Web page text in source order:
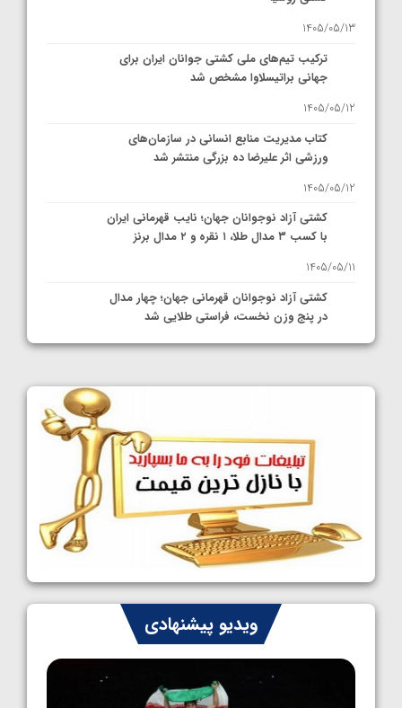
1405/05/13
ترکیب تیم‌های ملی کشتی جوانان ایران برای
جهانی براتیسلاوا مشخص شد
1405/05/12
کتاب مدیریت منابع انسانی در سازمان‌های
ورزشی اثر علیرضا ده بزرگی منتشر شد
1405/05/12
کشتی آزاد نوجوانان جهان؛ نایب قهرمانی ایران
با کسب ۳ مدال طلا، ۱ نقره و ۲ مدال برنز
1405/05/11
کشتی آزاد نوجوانان قهرمانی جهان؛ چهار مدال
در پنج وزن نخست، فراستی طلایی شد
1405/05/11
کشتی آزاد نوجوانان جهان؛ رقبای نمایندگان
ایران مشخص شدند
1405/05/08
کشتی فرنگی نوجوانان جهان؛ سکوی تیمی
سوم برای ایران
1405/05/07
ایران چشم به راه چهار مدال در پنج وزن دوم
کشتی فرنگی نوجوانان جهان
1405/05/06
ویدیو پیشنهادی